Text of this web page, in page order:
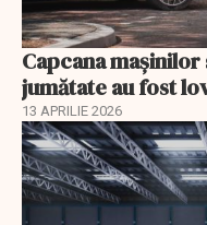
Capcana
jumătate au fost
13 APRILIE 2026